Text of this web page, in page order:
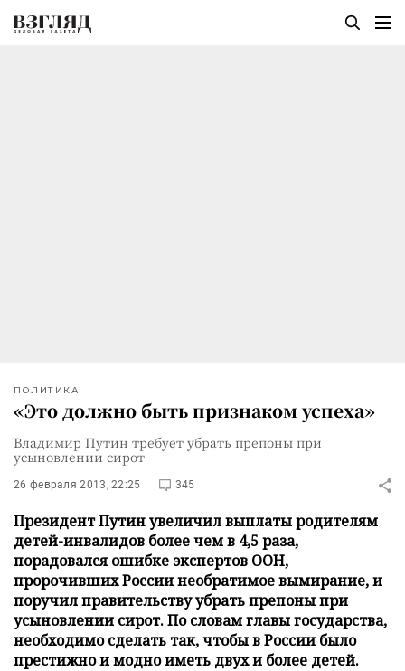
ПОЛИТИКА
«Это должно быть признаком успеха»
Владимир Путин требует убрать препоны при
усыновлении сирот
26 февраля 2013, 22:25 345
Президент Путин увеличил выплаты родителям
детей-инвалидов более чем в 4,5 раза,
порадовался ошибке экспертов ООН,
пророчивших России необратимое вымирание, и
поручил правительству убрать препоны при
усыновлении сирот. По словам главы государства,
необходимо сделать так, чтобы в России было
престижно и модно иметь двух и более детей.